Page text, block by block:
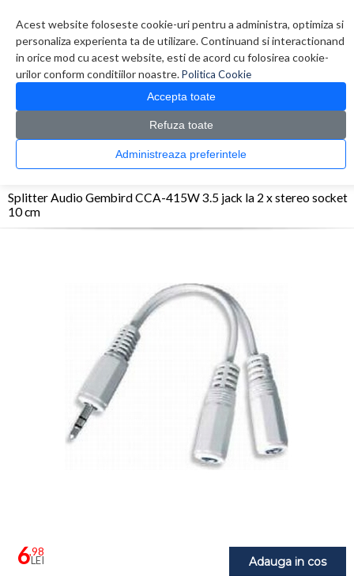
Acest website foloseste cookie-uri pentru a administra, optimiza si
personaliza experienta ta de utilizare. Continuand si interactionand
in orice mod cu acest website, esti de acord cu folosirea cookie-
urilor conform conditiilor noastre.Politica Cookie
Accepta toate
Refuza toate
Administreaza preferintele
0 produs(e)
CATALOG PRODUSE
> Adaptoare/Conectica > Splitter Audio Gembird CCA-
Splitter Audio Gembird CCA-415W 3.5 jack la 2 x stereo socket
10 cm
Adauga in cos
6,98
LEI